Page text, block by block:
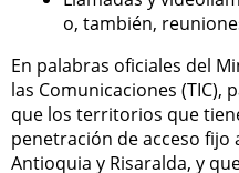
o, también,
En palabras oficiales del
las Comunicaciones (TIC),
que los territorios que
penetración de acceso fijo
Antioquia y Risaralda, y